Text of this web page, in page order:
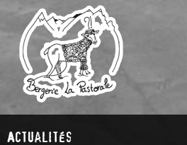
Actualités